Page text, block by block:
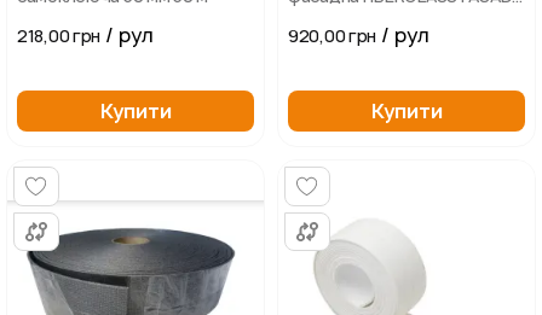
218,00 грн / рул
Купити
920,00 грн / рул
Купити